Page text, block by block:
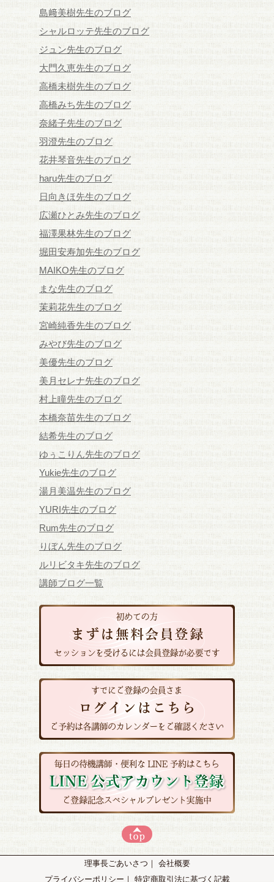
島﨑美樹先生のブログ
シャルロッテ先生のブログ
ジュン先生のブログ
大門久恵先生のブログ
高橋未樹先生のブログ
高橋みち先生のブログ
奈緒子先生のブログ
羽澄先生のブログ
花井琴音先生のブログ
haru先生のブログ
日向きほ先生のブログ
広瀬ひとみ先生のブログ
福澤果林先生のブログ
堀田安寿加先生のブログ
MAIKO先生のブログ
まな先生のブログ
茉莉花先生のブログ
宮崎純香先生のブログ
みやび先生のブログ
美優先生のブログ
美月セレナ先生のブログ
村上瞳先生のブログ
本橋奈苗先生のブログ
結希先生のブログ
ゆぅこりん先生のブログ
Yukie先生のブログ
湯月美温先生のブログ
YURI先生のブログ
Rum先生のブログ
りぼん先生のブログ
ルリビタキ先生のブログ
講師ブログ一覧
理事長ごあいさつ ｜ 会社概要
プライバシーポリシー ｜ 特定商取引法に基づく記載